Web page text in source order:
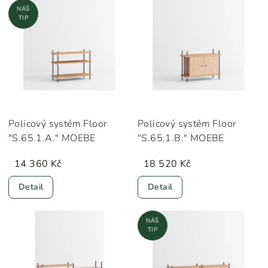
NÁŠ
TIP
Policový systém Floor
"S.65.1.A." MOEBE
14 360 Kč
Detail
Policový systém Floor
"S.65.1.B." MOEBE
18 520 Kč
Detail
NÁŠ
TIP